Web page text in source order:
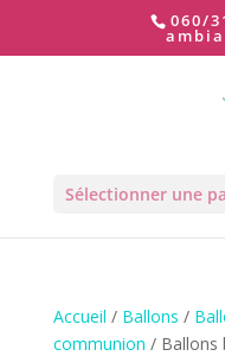
060/
Sélectionner une
Accueil / Ballons /
communion / Ballons